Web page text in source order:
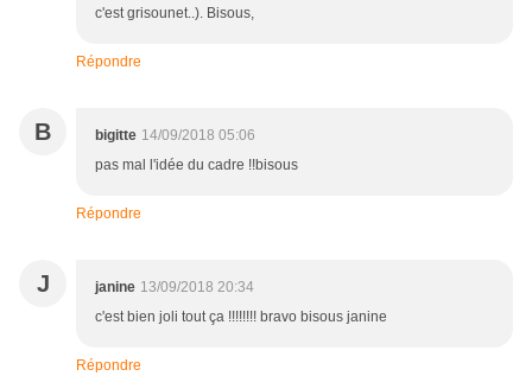
c'est grisounet..). Bisous,
Répondre
B bigitte 14/09/2018 05:06
pas mal l'idée du cadre !!bisous
Répondre
J janine 13/09/2018 20:34
c'est bien joli tout ça !!!!!!!! bravo bisous janine
Répondre